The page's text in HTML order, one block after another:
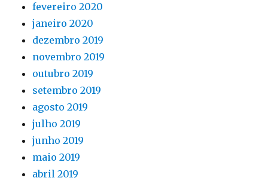
fevereiro 2020
janeiro 2020
dezembro 2019
novembro 2019
outubro 2019
setembro 2019
agosto 2019
julho 2019
junho 2019
maio 2019
abril 2019